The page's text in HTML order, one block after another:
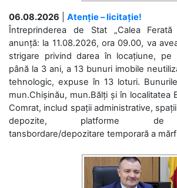
06.08.2026
Atenție – licitație!
Întreprinderea de Stat „Calea Ferată
anunță: la 11.08.2026, ora 09.00, va
strigare privind darea în locațiune,
până la 3 ani, a 13 bunuri imobile
tehnologic, expuse în 13 loturi.
mun.Chișinău, mun.Bălți și în localitatea
Comrat, includ spații administrative,
depozite, platforme de
tansbordare/depozitare temporară a